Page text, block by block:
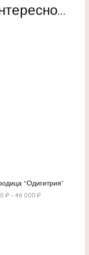
“Одигитрия”
₽ –46 000 ₽